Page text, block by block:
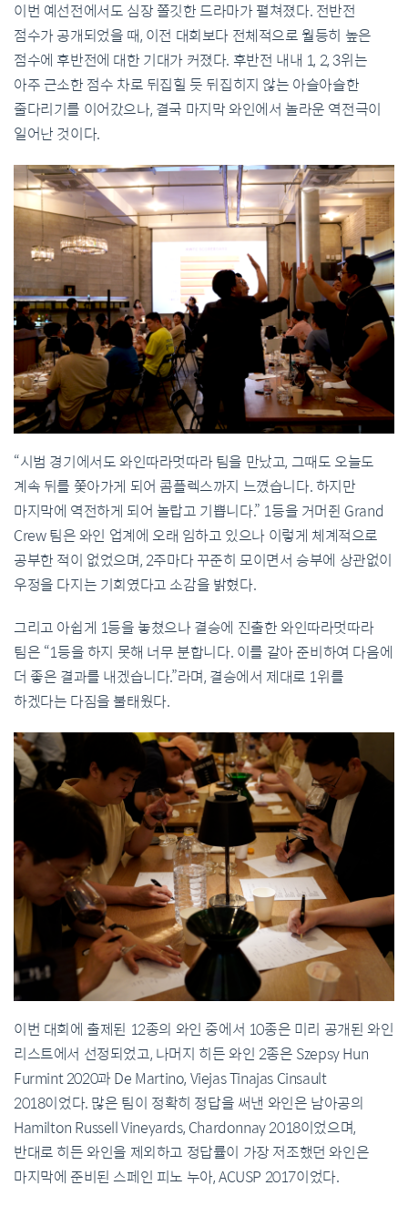
이번 예선전에서도 심장 쫄깃한 드라마가 펼쳐졌다. 전반전
점수가 공개되었을 때, 이전 대회보다 전체적으로 월등히 높은
점수에 후반전에 대한 기대가 커졌다. 후반전 내내 1, 2, 3위는
아주 근소한 점수 차로 뒤집힐 듯 뒤집히지 않는 아슬아슬한
줄다리기를 이어갔으나, 결국 마지막 와인에서 놀라운 역전극이
일어난 것이다.
“시범 경기에서도 와인따라멋따라 팀을 만났고, 그때도 오늘도
계속 뒤를 쫓아가게 되어 콤플렉스까지 느꼈습니다. 하지만
마지막에 역전하게 되어 놀랍고 기쁩니다.” 1등을 거머쥔 Grand
Crew 팀은 와인 업계에 오래 임하고 있으나 이렇게 체계적으로
공부한 적이 없었으며, 2주마다 꾸준히 모이면서 승부에 상관없이
우정을 다지는 기회였다고 소감을 밝혔다.
그리고 아쉽게 1등을 놓쳤으나 결승에 진출한 와인따라멋따라
팀은 “1등을 하지 못해 너무 분합니다. 이를 갈아 준비하여 다음에
더 좋은 결과를 내겠습니다.”라며, 결승에서 제대로 1위를
하겠다는 다짐을 불태웠다.
이번 대회에 출제된 12종의 와인 중에서 10종은 미리 공개된 와인
리스트에서 선정되었고, 나머지 히든 와인 2종은 Szepsy Hun
Furmint 2020과 De Martino, Viejas Tinajas Cinsault
2018이었다. 많은 팀이 정확히 정답을 써낸 와인은 남아공의
Hamilton Russell Vineyards, Chardonnay 2018이었으며,
반대로 히든 와인을 제외하고 정답률이 가장 저조했던 와인은
마지막에 준비된 스페인 피노 누아, ACUSP 2017이었다.